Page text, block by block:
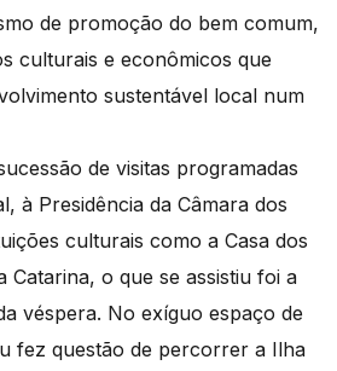
de promoção do bem comum,
culturais e econômicos que
sustentável local num
de visitas programadas
à Presidência da Câmara dos
culturais como a Casa dos
Catarina, o que se assistiu foi a
véspera. No exíguo espaço de
fez questão de percorrer a Ilha